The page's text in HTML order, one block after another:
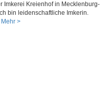
Imkerei Kreienhof in Mecklenburg-
bin leidenschaftliche Imkerin.
Mehr >